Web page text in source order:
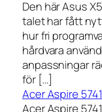
Den här Asus
talet har fått
hur fri
hårdvara
anpassningar
för […]
Acer Aspire
Acer Aspire